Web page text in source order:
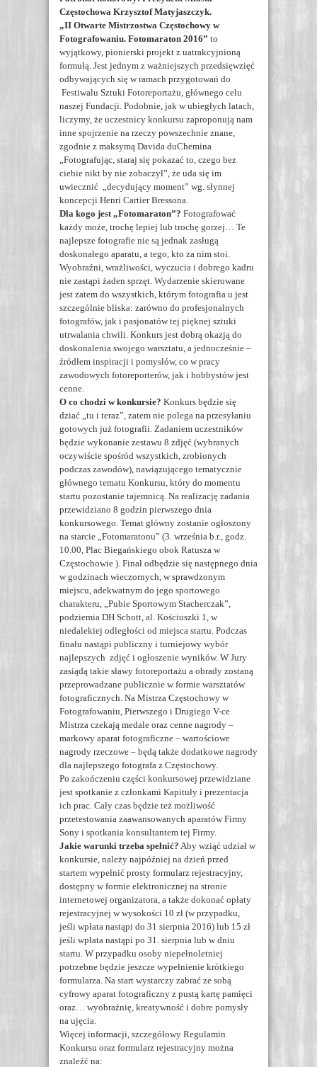
Częstochowa Krzysztof Matyjaszczyk.
„II Otwarte Mistrzostwa Częstochowy w
Fotografowaniu. Fotomaraton 2016” to
wyjątkowy, pionierski projekt z uatrakcyjnioną
formułą. Jest jednym z ważniejszych przedsięwzięć
odbywających się w ramach przygotowań do
Festiwalu Sztuki Fotoreportażu, głównego celu
naszej Fundacji. Podobnie, jak w ubiegłych latach,
liczymy, że uczestnicy konkursu zaproponują nam
inne spojrzenie na rzeczy powszechnie znane,
zgodnie z maksymą Davida duChemina
„Fotografując, staraj się pokazać to, czego bez
ciebie nikt by nie zobaczył”, że uda się im
uwiecznić „decydujący moment” wg. słynnej
koncepcji Henri Cartier Bressona.
Dla kogo jest „Fotomaraton”? Fotografować
każdy może, trochę lepiej lub trochę gorzej… Te
najlepsze fotografie nie są jednak zasługą
doskonałego aparatu, a tego, kto za nim stoi.
Wyobraźni, wrażliwości, wyczucia i dobrego kadru
nie zastąpi żaden sprzęt. Wydarzenie skierowane
jest zatem do wszystkich, którym fotografia u jest
szczególnie bliska: zarówno do profesjonalnych
fotografów, jak i pasjonatów tej pięknej sztuki
utrwalania chwili. Konkurs jest dobrą okazją do
doskonalenia swojego warsztatu, a jednocześnie –
źródłem inspiracji i pomysłów, co w pracy
zawodowych fotoreporterów, jak i hobbystów jest
cenne.
O co chodzi w konkursie? Konkurs będzie się
dziać „tu i teraz”, zatem nie polega na przesyłaniu
gotowych już fotografii. Zadaniem uczestników
będzie wykonanie zestawu 8 zdjęć (wybranych
oczywiście spośród wszystkich, zrobionych
podczas zawodów), nawiązującego tematycznie
głównego tematu Konkursu, który do momentu
startu pozostanie tajemnicą. Na realizację zadania
przewidziano 8 godzin pierwszego dnia
konkursowego. Temat główny zostanie ogłoszony
na starcie „Fotomaratonu” (3. września b.r., godz.
10.00, Plac Biegańskiego obok Ratusza w
Częstochowie ). Finał odbędzie się następnego dnia
w godzinach wieczornych, w sprawdzonym
miejscu, adekwatnym do jego sportowego
charakteru, „Pubie Sportowym Stacherczak”,
podziemia DH Schott, al. Kościuszki 1, w
niedalekiej odległości od miejsca startu. Podczas
finału nastąpi publiczny i turniejowy wybór
najlepszych zdjęć i ogłoszenie wyników. W Jury
zasiądą takie sławy fotoreportażu a obrady zostaną
przeprowadzane publicznie w formie warsztatów
fotograficznych. Na Mistrza Częstochowy w
Fotografowaniu, Pierwszego i Drugiego V-ce
Mistrza czekają medale oraz cenne nagrody –
markowy aparat fotograficzne – wartościowe
nagrody rzeczowe – będą także dodatkowe nagrody
dla najlepszego fotografa z Częstochowy.
Po zakończeniu części konkursowej przewidziane
jest spotkanie z członkami Kapituły i prezentacja
ich prac. Cały czas będzie też możliwość
przetestowania zaawansowanych aparatów Firmy
Sony i spotkania konsultantem tej Firmy.
Jakie warunki trzeba spełnić? Aby wziąć udział w
konkursie, należy najpóźniej na dzień przed
startem wypełnić prosty formularz rejestracyjny,
dostępny w formie elektronicznej na stronie
internetowej organizatora, a także dokonać opłaty
rejestracyjnej w wysokości 10 zł (w przypadku,
jeśli wpłata nastąpi do 31 sierpnia 2016) lub 15 zł
jeśli wpłata nastąpi po 31. sierpnia lub w dniu
startu. W przypadku osoby niepełnoletniej
potrzebne będzie jeszcze wypełnienie krótkiego
formularza. Na start wystarczy zabrać ze sobą
cyfrowy aparat fotograficzny z pustą kartę pamięci
oraz… wyobraźnię, kreatywność i dobre pomysły
na ujęcia.
Więcej informacji, szczegółowy Regulamin
Konkursu oraz formularz rejestracyjny można
znaleźć na: